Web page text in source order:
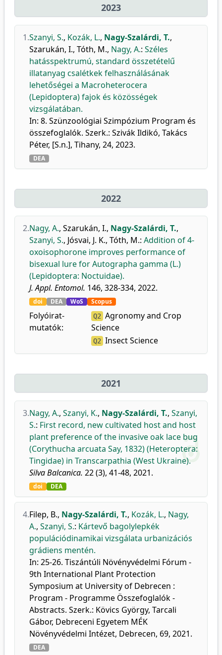
2023
1.Szanyi, S., Kozák, L., Nagy-Szalárdi, T.,
Szarukán, I., Tóth, M., Nagy, A.: Széles
hatásspektrumú, standard összetételű
illatanyag csalétkek felhasználásának
lehetőségei a Macroheterocera
(Lepidoptera) fajok és közösségek
vizsgálatában.
In: 8. Szünzoológiai Szimpózium Program és
összefoglalók. Szerk.: Szivák Ildikó, Takács
Péter, [S.n.], Tihany, 24, 2023.
DEA
2022
2.Nagy, A., Szarukán, I., Nagy-Szalárdi, T.,
Szanyi, S., Jósvai, J. K., Tóth, M.: Addition of 4-
oxoisophorone improves performance of
bisexual lure for Autographa gamma (L.)
(Lepidoptera: Noctuidae).
J. Appl. Entomol. 146, 328-334, 2022.
doi DEA WoS Scopus
Folyóirat-
mutatók:
Q2 Agronomy and Crop
Science
Q2 Insect Science
2021
3.Nagy, A., Szanyi, K., Nagy-Szalárdi, T., Szanyi,
S.: First record, new cultivated host and host
plant preference of the invasive oak lace bug
(Corythucha arcuata Say, 1832) (Heteroptera:
Tingidae) in Transcarpathia (West Ukraine).
Silva Balcanica. 22 (3), 41-48, 2021.
doi DEA
4.Filep, B., Nagy-Szalárdi, T., Kozák, L., Nagy,
A., Szanyi, S.: Kártevő bagolylepkék
populációdinamikai vizsgálata urbanizációs
grádiens mentén.
In: 25-26. Tiszántúli Növényvédelmi Fórum -
9th International Plant Protection
Symposium at University of Debrecen :
Program - Programme Összefoglalók -
Abstracts. Szerk.: Kövics György, Tarcali
Gábor, Debreceni Egyetem MÉK
Növényvédelmi Intézet, Debrecen, 69, 2021.
DEA